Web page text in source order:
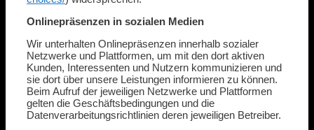
Onlinepräsenzen in sozialen Medien
Wir unterhalten Onlinepräsenzen innerhalb sozialer
Netzwerke und Plattformen, um mit den dort aktiven
Kunden, Interessenten und Nutzern kommunizieren und
sie dort über unsere Leistungen informieren zu können.
Beim Aufruf der jeweiligen Netzwerke und Plattformen
gelten die Geschäftsbedingungen und die
Datenverarbeitungsrichtlinien deren jeweiligen Betreiber.